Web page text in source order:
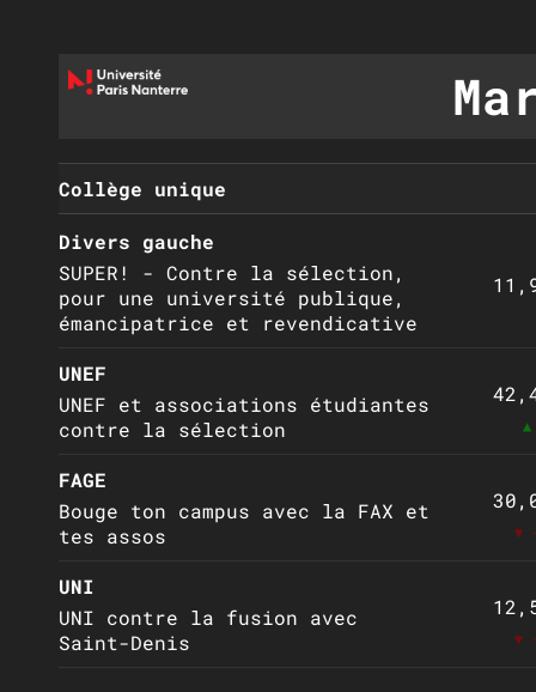
Collège unique
Divers gauche
SUPER! - Contre la sélection,
pour une université publique,
émancipatrice et revendicative
UNEF
UNEF et associations étudiantes
contre la sélection
FAGE
Bouge ton campus avec la FAX et
tes assos
▼
UNI
UNI contre la fusion avec
Saint-Denis
▼